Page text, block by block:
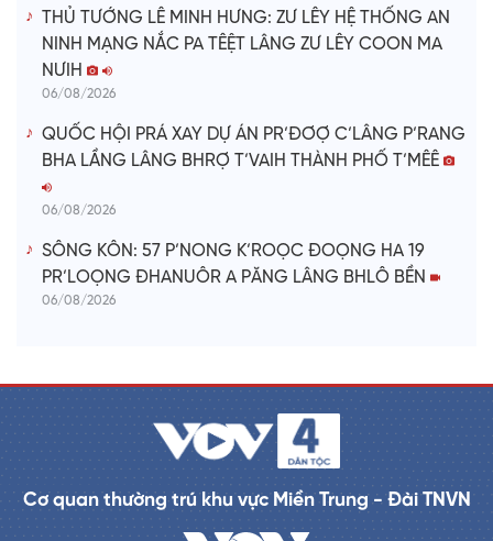
THỦ TƯỚNG LÊ MINH HƯNG: ZƯ LÊY HỆ THỐNG AN
NINH MẠNG NẮC PA TÊỆT LÂNG ZƯ LÊY COON MA
NƯIH
06/08/2026
QUỐC HỘI PRÁ XAY DỰ ÁN PR’ĐƠỢ C’LÂNG P’RANG
BHA LẦNG LÂNG BHRỢ T’VAIH THÀNH PHỐ T’MÊÊ
06/08/2026
SÔNG KÔN: 57 P’NONG K’ROỌC ĐOỌNG HA 19
PR’LOỌNG ĐHANUÔR A PĂNG LÂNG BHLÔ BỀN
06/08/2026
Cơ quan thường trú khu vực Miền Trung - Đài TNVN